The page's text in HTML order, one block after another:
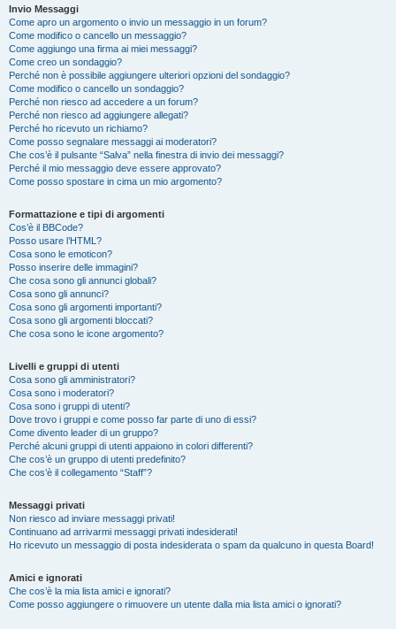
Invio Messaggi
Come apro un argomento o invio un messaggio in un forum?
Come modifico o cancello un messaggio?
Come aggiungo una firma ai miei messaggi?
Come creo un sondaggio?
Perché non è possibile aggiungere ulteriori opzioni del sondaggio?
Come modifico o cancello un sondaggio?
Perché non riesco ad accedere a un forum?
Perché non riesco ad aggiungere allegati?
Perché ho ricevuto un richiamo?
Come posso segnalare messaggi ai moderatori?
Che cos’è il pulsante “Salva” nella finestra di invio dei messaggi?
Perché il mio messaggio deve essere approvato?
Come posso spostare in cima un mio argomento?
Formattazione e tipi di argomenti
Cos’è il BBCode?
Posso usare l’HTML?
Cosa sono le emoticon?
Posso inserire delle immagini?
Che cosa sono gli annunci globali?
Cosa sono gli annunci?
Cosa sono gli argomenti importanti?
Cosa sono gli argomenti bloccati?
Che cosa sono le icone argomento?
Livelli e gruppi di utenti
Cosa sono gli amministratori?
Cosa sono i moderatori?
Cosa sono i gruppi di utenti?
Dove trovo i gruppi e come posso far parte di uno di essi?
Come divento leader di un gruppo?
Perché alcuni gruppi di utenti appaiono in colori differenti?
Che cos’è un gruppo di utenti predefinito?
Che cos’è il collegamento “Staff”?
Messaggi privati
Non riesco ad inviare messaggi privati!
Continuano ad arrivarmi messaggi privati indesiderati!
Ho ricevuto un messaggio di posta indesiderata o spam da qualcuno in questa Board!
Amici e ignorati
Che cos’è la mia lista amici e ignorati?
Come posso aggiungere o rimuovere un utente dalla mia lista amici o ignorati?